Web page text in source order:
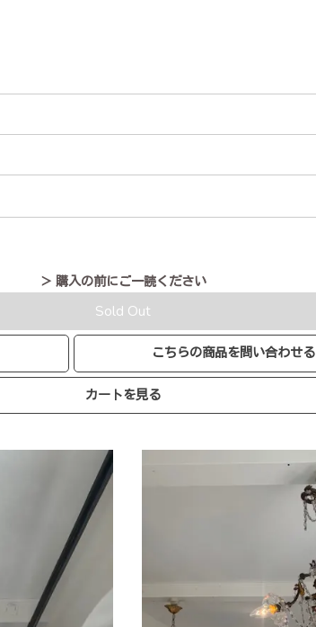
＞ 購入の前にご一読ください
Sold Out
こちらの商品を問い合わせる
カートを見る